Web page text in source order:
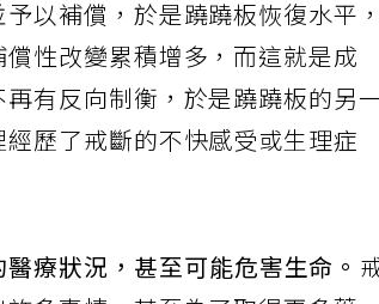
予以補償，於是蹺蹺板恢復水平
性改變累積增多，而這就是成
有反向制衡，於是蹺蹺板的另
歷了戒斷的不快感受或生理症
療狀況，甚至可能危害生命。